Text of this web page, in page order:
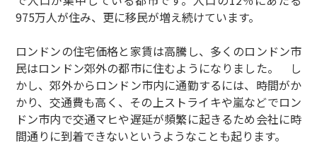
975万人が住み、更に移民が増え続けています。
ロンドンの住宅価格と家賃は高騰し、多くのロンドン市
民はロンドン郊外の都市に住むようになりました。 し
かし、郊外からロンドン市内に通勤するには、時間がか
かり、交通費も高く、その上ストライキや嵐などでロン
ドン市内で交通マヒや遅延が頻繁に起きるため会社に時
間通りに到着できないというようなことも起ります。